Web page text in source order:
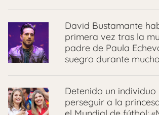
David Bustamante
primera vez tras la
padre de Paula
suegro durante
Detenido un
perseguir a la